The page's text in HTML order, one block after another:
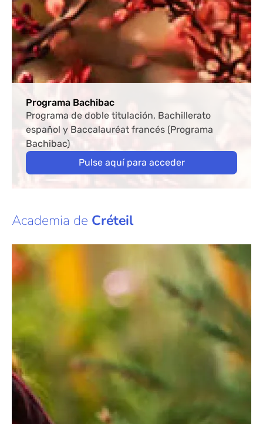
Programa Bachibac
Programa de doble titulación, Bachillerato
español y Baccalauréat francés (Programa
Bachibac)
Pulse aquí para acceder
Academia de Créteil